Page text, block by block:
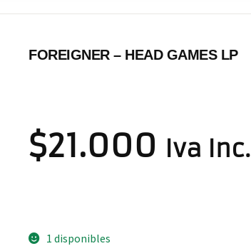
FOREIGNER ‎– HEAD GAMES LP
$21.000 Iva Inc.
1 disponibles